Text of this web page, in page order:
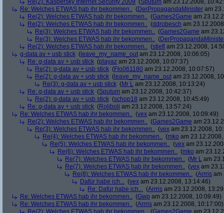
Re(2): Kaspersky Internet Security 2009 (Sputum am 23.12.2008,
Re: Welches ETWAS hab ihr bekommen.. (DerPropagandaMinister am
Re(2): Welches ETWAS hab ihr bekommen.. (Games2Game am
Re(2): Welches ETWAS hab ihr bekommen.. (ddrobesch am
Re(3): Welches ETWAS hab ihr bekommen.. (Games2Game am
Re(3): Welches ETWAS hab ihr bekommen.. (
Re(2): Welches ETWAS hab ihr bekommen.. (stiefl am 23.12.2008,
g-data av + usb stick ( leave_my_name_out am 23.12.2008, 10:06:05)
Re: g-data av + usb stick (playaz am 23.12.2008, 10:07:37)
Re(2): g-data av + usb stick (Flo061180 am 23.12.2008, 10:07:57)
Re(2): g-data av + usb stick ( leave_my_name_out am 23.12.2008,
Re(3): g-data av + usb stick (Mr L am 23.12.2008, 10:13:24)
Re: g-data av + usb stick (Sputum am 23.12.2008, 10:42:37)
Re(2): g-data av + usb stick (schop18 am 23.12.2008, 10:45:49)
Re: g-data av + usb stick (Roliboli am 23.12.2008, 13:57:24)
Re: Welches ETWAS hab ihr bekommen.. (vex am 23.12.2008, 10:09:49)
Re(2): Welches ETWAS hab ihr bekommen.. (Games2Game am
Re(3): Welches ETWAS hab ihr bekommen.. (vex am 23.12.2008,
Re(4): Welches ETWAS hab ihr bekommen.. (mko am
Re(5): Welches ETWAS hab ihr bekommen.. (vex am
Re(6): Welches ETWAS hab ihr bekommen.. (mko am
Re(7): Welches ETWAS hab ihr bekommen.. (Mr L am
Re(7): Welches ETWAS hab ihr bekommen.. (vex am
Re(8): Welches ETWAS hab ihr bekommen.. (Arrris am
Dafür habe ich... (vex am 23.12.2008, 13:14:46)
Re: Dafür habe ich... (Arrris am 23.12.2008,
Re: Welches ETWAS hab ihr bekommen.. (Gwp am 23.12.2008, 10:09:49)
Re: Welches ETWAS hab ihr bekommen.. (Arrris am 23.12.2008, 10:17:00)
Re(2): Welches ETWAS hab ihr bekommen.. (Games2Game am